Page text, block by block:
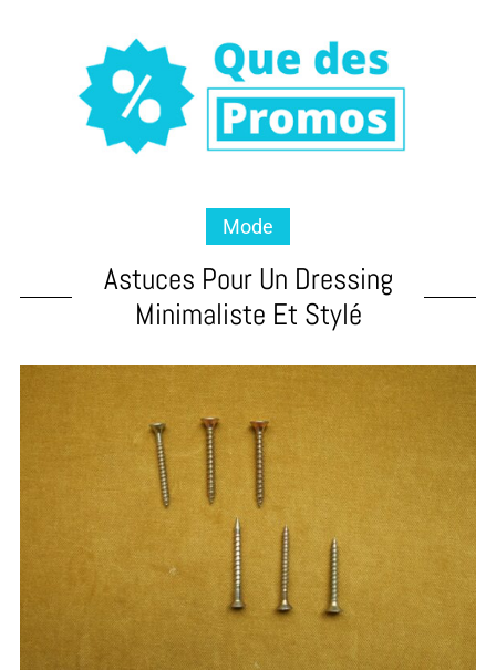
Mode
Astuces Pour Un Dressing
Minimaliste Et Stylé